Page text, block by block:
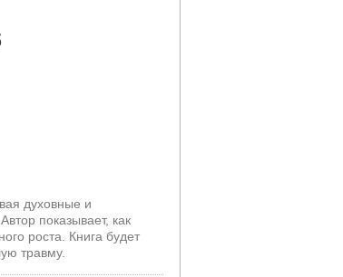
духовные и
показывает, как
роста. Книга будет
травму.